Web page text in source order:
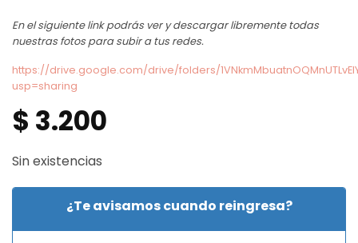
En el siguiente link podrás ver y descargar libremente todas
nuestras fotos para subir a tus redes.
https://drive.google.com/drive/folders/
usp=sharing
$ 3.200
Sin existencias
¿Te avisamos cuando reingresa?